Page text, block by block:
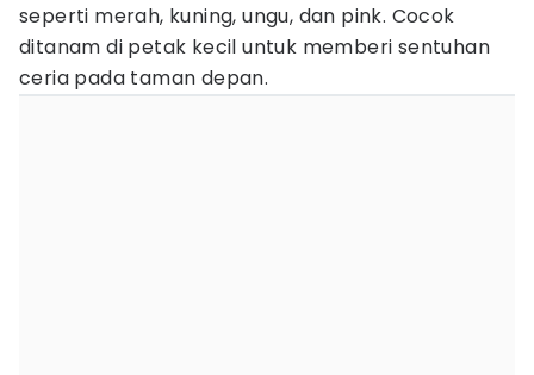
seperti merah, kuning, ungu, dan pink. Cocok
ditanam di petak kecil untuk memberi sentuhan
ceria pada taman depan.